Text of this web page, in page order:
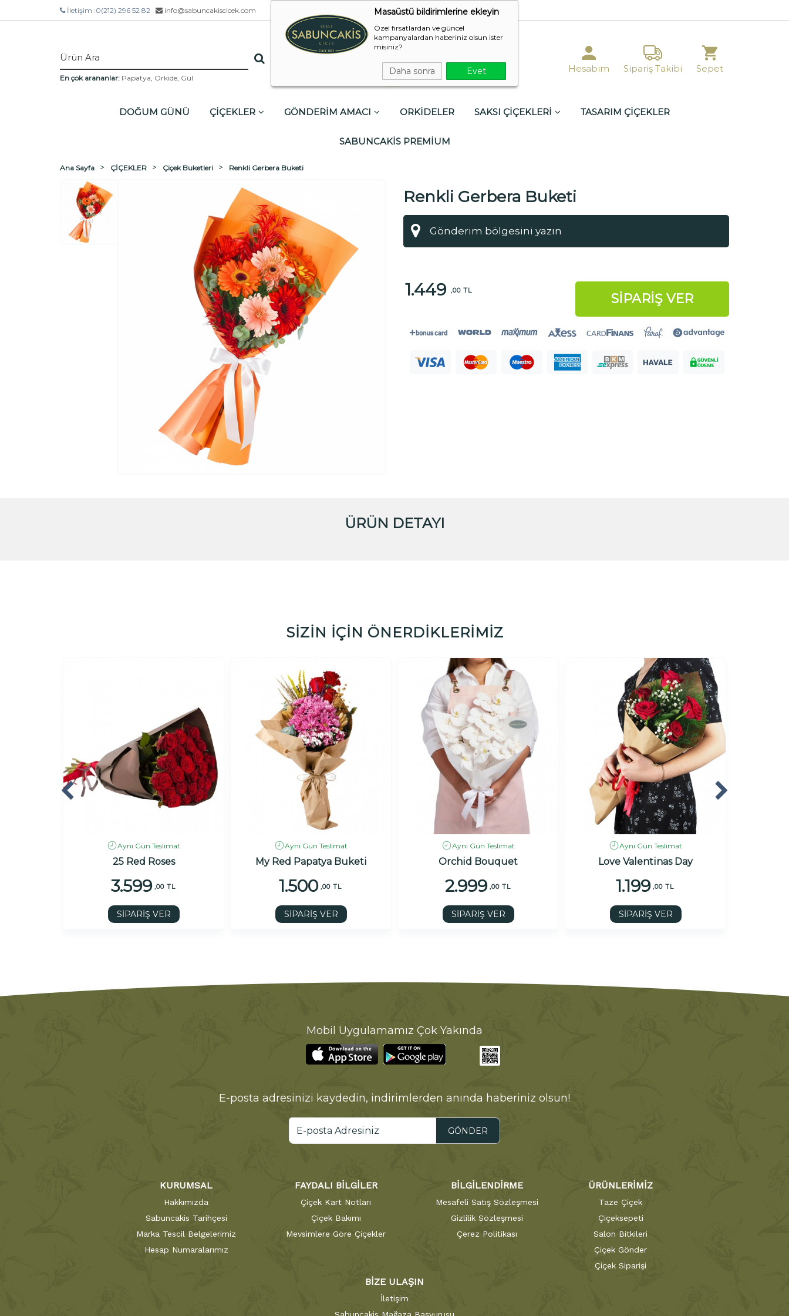
Masaüstü bildirimlerine ekleyin
Özel fırsatlardan ve güncel
kampanyalardan haberiniz olsun ister
misiniz?
Daha sonra Evet
İletişim :0(212) 296 52 82 info@sabuncakiscicek.com
En çok arananlar: Papatya, Orkide, Gül
Hesabım Sipariş Takibi Sepet
DOĞUM GÜNÜ ÇİÇEKLER GÖNDERİM AMACI ORKİDELER SAKSI ÇİÇEKLERİ TASARIM ÇİÇEKLER
SABUNCAKİS PREMİUM
Ana Sayfa ÇİÇEKLER Çiçek Buketleri Renkli Gerbera Buketi
Renkli Gerbera Buketi
1.449 ,00 TL
SİPARİŞ VER
ÜRÜN DETAYI
SİZİN İÇİN ÖNERDİKLERİMİZ
Aynı Gün Teslimat
25 Red Roses
3.599 ,00 TL
SİPARİŞ VER
Aynı Gün Teslimat
My Red Papatya Buketi
1.500 ,00 TL
SİPARİŞ VER
Aynı Gün Teslimat
Orchid Bouquet
2.999 ,00 TL
SİPARİŞ VER
Aynı Gün Teslimat
Love Valentinas Day
1.199 ,00 TL
SİPARİŞ VER
Mobil Uygulamamız Çok Yakında
E-posta adresinizi kaydedin, indirimlerden anında haberiniz olsun!
GÖNDER
KURUMSAL
Hakkımızda
Sabuncakis Tarihçesi
Marka Tescil Belgelerimiz
Hesap Numaralarımız
FAYDALI BİLGİLER
Çiçek Kart Notları
Çiçek Bakımı
Mevsimlere Göre Çiçekler
BİLGİLENDİRME
Mesafeli Satış Sözleşmesi
Gizlilik Sözleşmesi
Çerez Politikası
ÜRÜNLERİMİZ
Taze Çiçek
Çiçeksepeti
Salon Bitkileri
Çiçek Gönder
Çiçek Siparişi
BİZE ULAŞIN
İletişim